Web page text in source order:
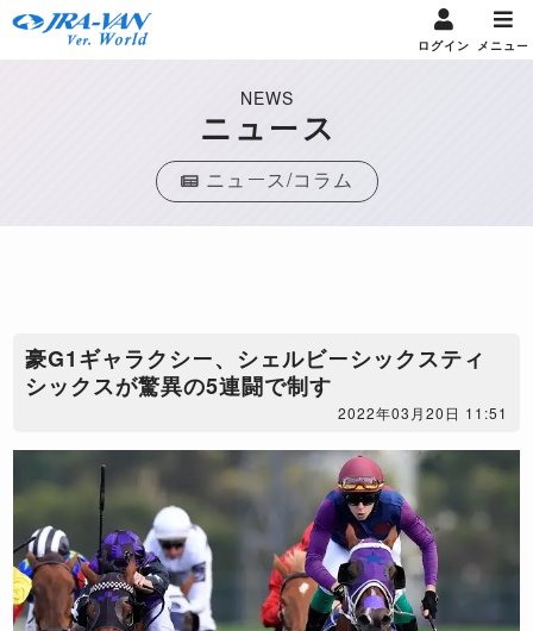
ログイン メニュー
NEWS
ニュース
ニュース/コラム
豪G1ギャラクシー、シェルビーシックスティ
シックスが驚異の5連闘で制す
2022年03月20日 11:51